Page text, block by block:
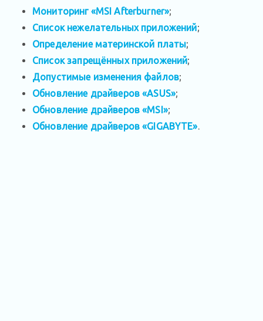
Мониторинг «MSI Afterburner»;
Список нежелательных приложений;
Определение материнской платы;
Список запрещённых приложений;
Допустимые изменения файлов;
Обновление драйверов «ASUS»;
Обновление драйверов «MSI»;
Обновление драйверов «GIGABYTE»